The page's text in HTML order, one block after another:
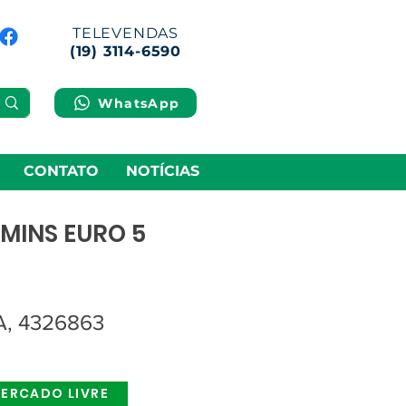
TELEVENDAS
(19) 3114-6590
WhatsApp
CONTATO NOTÍCIAS
EURO 5
4326863
LIVRE